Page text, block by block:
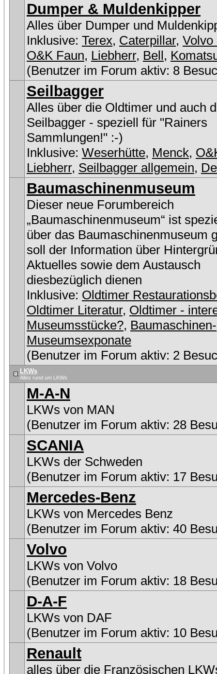
Dumper & Muldenkipper
Alles über Dumper und
Inklusive: Terex, Caterpillar, Volvo
O&K Faun, Liebherr, Bell,
(Benutzer im Forum aktiv: 8
Seilbagger
Alles über die Oldtimer und auch
Seilbagger - speziell für "Rainers
Sammlungen!" :-)
Inklusive: Weserhütte, Menck,
Liebherr, Seilbagger allgemein,
Baumaschinenmuseum
Dieser neue Forumbereich
„Baumaschinenmuseum“ ist
über das Baumaschinenmuseum
soll der Information über
Aktuelles sowie dem Austausch
diesbezüglich dienen
Inklusive: Oldtimer
Oldtimer Literatur, Oldtimer -
Museumsstücke?, Baumaschinen-
Museumsexponate
(Benutzer im Forum aktiv: 2
LKWs
Alles rund um LKWs
M-A-N
LKWs von MAN
(Benutzer im Forum aktiv: 28
SCANIA
LKWs der Schweden
(Benutzer im Forum aktiv: 17
Mercedes-Benz
LKWs von Mercedes Benz
(Benutzer im Forum aktiv: 40
Volvo
LKWs von Volvo
(Benutzer im Forum aktiv: 18
D-A-F
LKWs von DAF
(Benutzer im Forum aktiv: 10
Renault
alles über die Französischen